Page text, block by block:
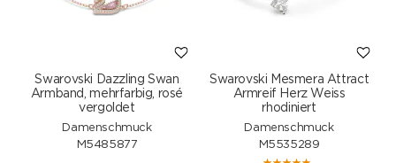
Swarovski Dazzling Swan
Armband, mehrfarbig, rosé
vergoldet
Damenschmuck
M5485877
Swarovski Mesmera Attract
Armreif Herz Weiss
rhodiniert
Damenschmuck
M5535289